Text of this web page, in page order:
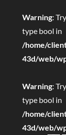
Warning:
type bool in
/home/
43d/web/
Warning:
type bool in
/home/
43d/web/